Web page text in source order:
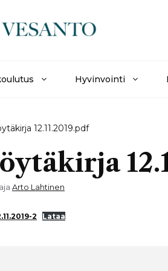
Hyvinvointi
12.11.2019.pdf
Arto Lahtinen
2 Lataa